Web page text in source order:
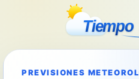
PREVISIONES